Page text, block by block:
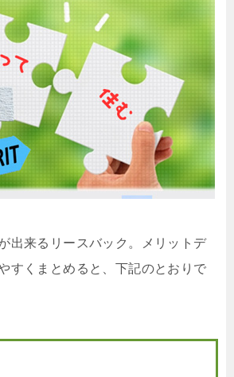
出来るリースバック。メリットデ
すくまとめると、下記のとおりで